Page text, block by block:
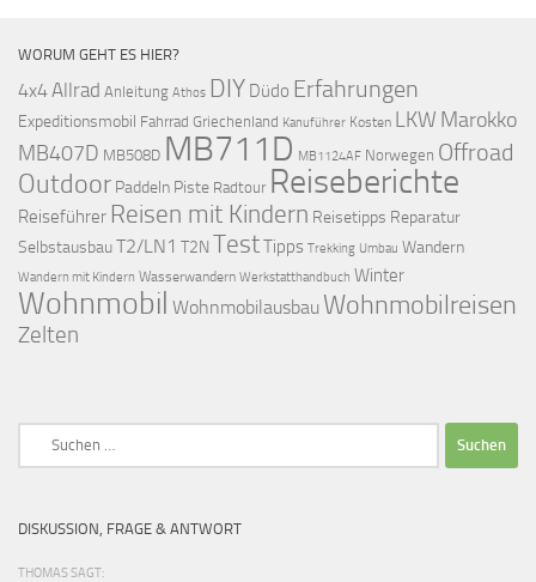
WORUM GEHT ES HIER?
4x4 Allrad Anleitung Athos DIY Düdo Erfahrungen
Expeditionsmobil Fahrrad Griechenland Kanuführer Kosten LKW Marokko
MB407D MB508D MB711D MB1124AF Norwegen Offroad
Outdoor Paddeln Piste Radtour Reiseberichte
Reiseführer Reisen mit Kindern Reisetipps Reparatur
SelbstausbauT2/LN1 T2N TestTipps Trekking Umbau Wandern
Wandern mit Kindern Wasserwandern Werkstatthandbuch Winter
Wohnmobil Wohnmobilausbau Wohnmobilreisen
Zelten
DISKUSSION, FRAGE & ANTWORT
THOMAS SAGT: